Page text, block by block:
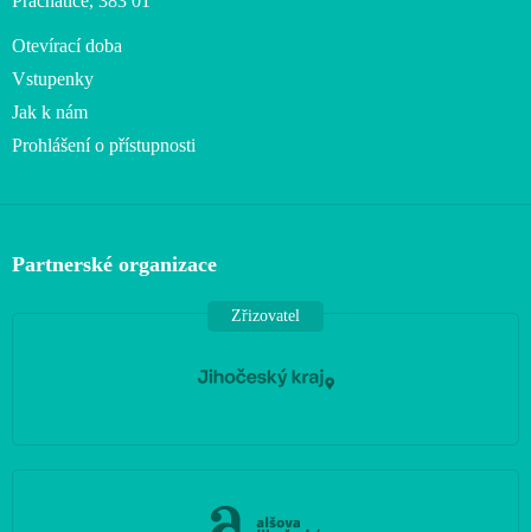
Otevírací doba
Vstupenky
Jak k nám
Prohlášení o přístupnosti
Partnerské organizace
Zřizovatel